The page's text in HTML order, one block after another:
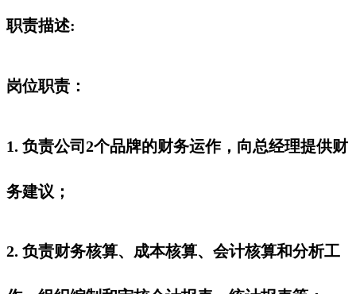
职责描述:
岗位职责：
1. 负责公司2个品牌的财务运作，向总经理提供财
务建议；
2. 负责财务核算、成本核算、会计核算和分析工